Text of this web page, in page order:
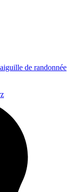
de randonnée